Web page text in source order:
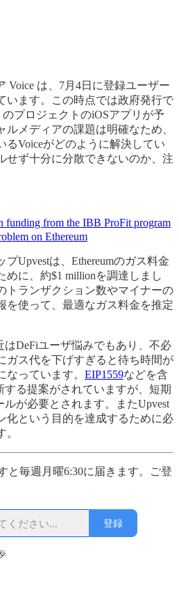
Voice は、7月4日に登録ユーザー
います。この時点では政府発行で
プロジェクトのiOSアプリが予
メディアの課題は明確なため、
るVoiceがどのように解決してい
せず十分に分散できないのか、注
funding from the IBB ProFit program
on Ethereum
Upvestは、Ethereumのガス料金
めに、約$1 millionを調達しまし
トランザクション数やマイナーの
を使って、最適なガス料金を推定
はDeFiユーザ悩みでもあり、不必
ガス代を下げすぎると待ち時間が
っています。 EIP1559などを含
する提案がされていますが、短期
ルが必要とされます。またUpvest
化という目的を達成するために必
と毎週月曜6:30に届きます。ご登
登録